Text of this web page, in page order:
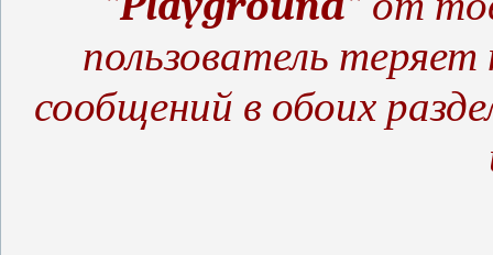
пользователь
сообщений в обоих